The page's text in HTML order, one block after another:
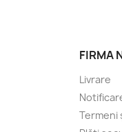
FIRMA
Livrare
Termeni